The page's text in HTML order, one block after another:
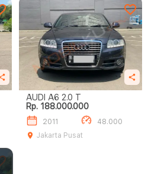
AUDI A6 2.0 T
Rp. 188.000.000
2011
48.000
Jakarta Pusat